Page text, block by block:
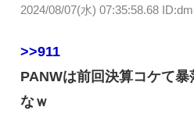
2024/08/07(水) 07:35:58.68
>>911
PANWは前回決算コケて
なｗ